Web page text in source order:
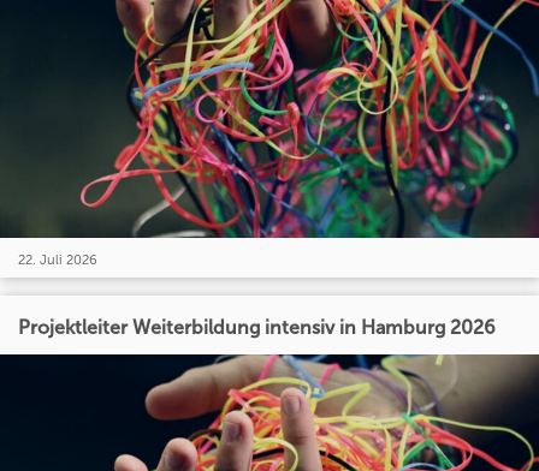
22. Juli 2026
Projektleiter Weiterbildung intensiv in Hamburg 2026